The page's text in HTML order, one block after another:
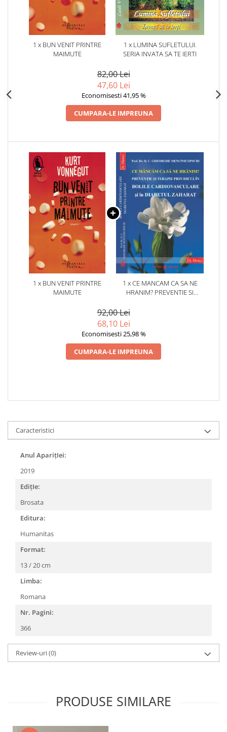
1 x BUN VENIT PRINTRE
MAIMUTE
1 x LUMINA SUFLETULUI.
SERIA INVATA SA TE IERTI
82,00 Lei
47,60 Lei
Economisesti 41,95 %
CUMPARA-LE IMPREUNA
1 x BUN VENIT PRINTRE
MAIMUTE
1 x CE MANCAM CA SA NE
HRANIM? PREVENTIE SI
CARDIOVASCULARE SI IN
92,00 Lei
68,10 Lei
Economisesti 25,98 %
CUMPARA-LE IMPREUNA
Caracteristici
Anul AparițIei:
2019
EdițIe:
Brosata
Editura:
Humanitas
Format:
13 / 20 cm
Limba:
Romana
Nr. Pagini:
366
Review-uri(0)
PRODUSE SIMILARE